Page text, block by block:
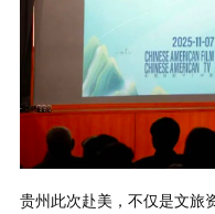
贵州此次赴美，不仅是文旅